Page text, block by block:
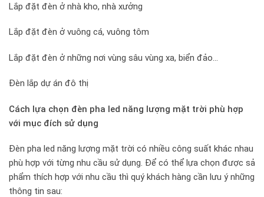
Lắp đặt đèn ở nhà kho, nhà xưởng
Lắp đặt đèn ở vuông cá, vuông tôm
Lắp đặt đèn ở những nơi vùng sâu vùng xa, biển đảo…
Đèn lắp dự án đô thị
Cách lựa chọn đèn pha led năng lượng mặt trời phù hợp
với mục đích sử dụng
Đèn pha led năng lượng mặt trời có nhiều công suất khác nhau
phù hợp với từng nhu cầu sử dụng. Để có thể lựa chọn được sả
phẩm thích hợp với nhu cầu thì quý khách hàng cần lưu ý những
thông tin sau: